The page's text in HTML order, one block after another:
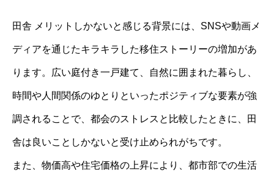
田舎 メリットしかないと感じる背景には、SNSや動画メ
ディアを通じたキラキラした移住ストーリーの増加があ
ります。広い庭付き一戸建て、自然に囲まれた暮らし、
時間や人間関係のゆとりといったポジティブな要素が強
調されることで、都会のストレスと比較したときに、田
舎は良いことしかないと受け止められがちです。
また、物価高や住宅価格の上昇により、都市部での生活